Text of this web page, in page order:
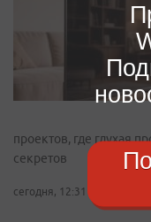
проектов, где глухая
секретов
сегодня, 12:31